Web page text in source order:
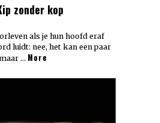
zonder kop
als je hun hoofd eraf
luidt: nee, het kan een paar
… More